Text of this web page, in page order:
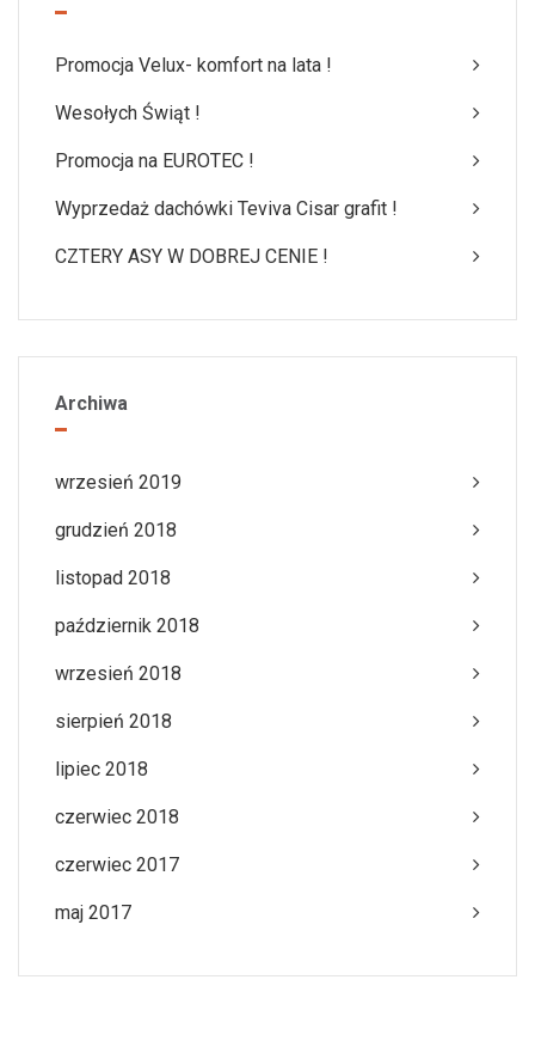
Promocja Velux- komfort na lata !
Wesołych Świąt !
Promocja na EUROTEC !
Wyprzedaż dachówki Teviva Cisar grafit !
CZTERY ASY W DOBREJ CENIE !
Archiwa
wrzesień 2019
grudzień 2018
listopad 2018
październik 2018
wrzesień 2018
sierpień 2018
lipiec 2018
czerwiec 2018
czerwiec 2017
maj 2017